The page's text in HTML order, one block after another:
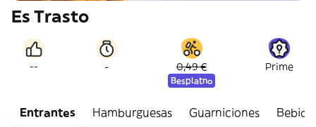
Es Trasto
-- - 0,49 €
Besplatno
Prime
Entrantes Hamburguesas Guarniciones